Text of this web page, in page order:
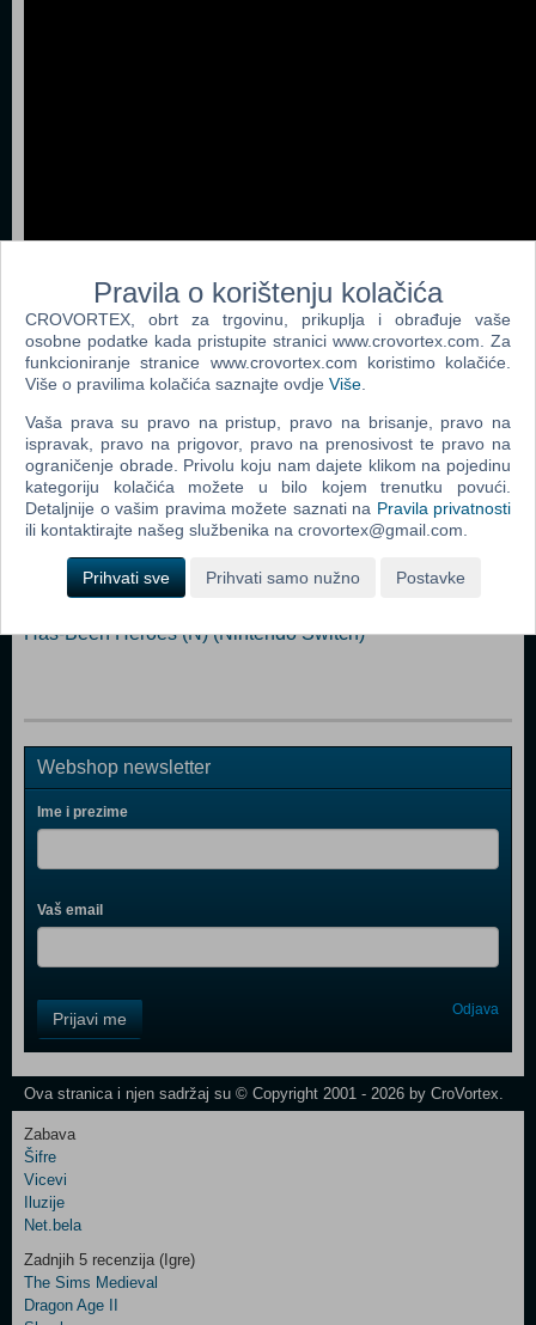
Popularno
LEGO Marvel Super heroes 2 (N) (Nintendo Switch)
Arms (N) (Nintendo Switch)
LEGO City Undercover (UK/DK) (N) (Nintendo Switch)
LEGO City Undercover (Nintendo Switch)
The Binding of Isaac Afterbirth + (N) (Nintendo Switch)
Has-Been Heroes (N) (Nintendo Switch)
Webshop newsletter
Ime i prezime
Vaš email
Field
One
Newsletter
Control
Field
Two
Newsletter
Prijavi me Odjava
Ova stranica i njen sadržaj su © Copyright 2001 - 2026 by CroVortex.
Zabava
Šifre
Vicevi
Iluzije
Net.bela
Zadnjih 5 recenzija (Igre)
The Sims Medieval
Dragon Age II
Pravila o korištenju kolačića
CROVORTEX, obrt za trgovinu, prikuplja i obrađuje vaše
osobne podatke kada pristupite stranici www.crovortex.com. Za
funkcioniranje stranice www.crovortex.com koristimo kolačiće.
Više o pravilima kolačića saznajte ovdje Više
Vaša prava su pravo na pristup, pravo na brisanje, pravo na
ispravak, pravo na prigovor, pravo na prenosivost te pravo na
ograničenje obrade. Privolu koju nam dajete klikom na pojedinu
kategoriju kolačića možete u bilo kojem trenutku povući.
Detaljnije o vašim pravima možete saznati na Pravila privatnosti
ili kontaktirajte našeg službenika na crovortex@gmail.com.
Prihvati sve Prihvati samo nužno Postavke